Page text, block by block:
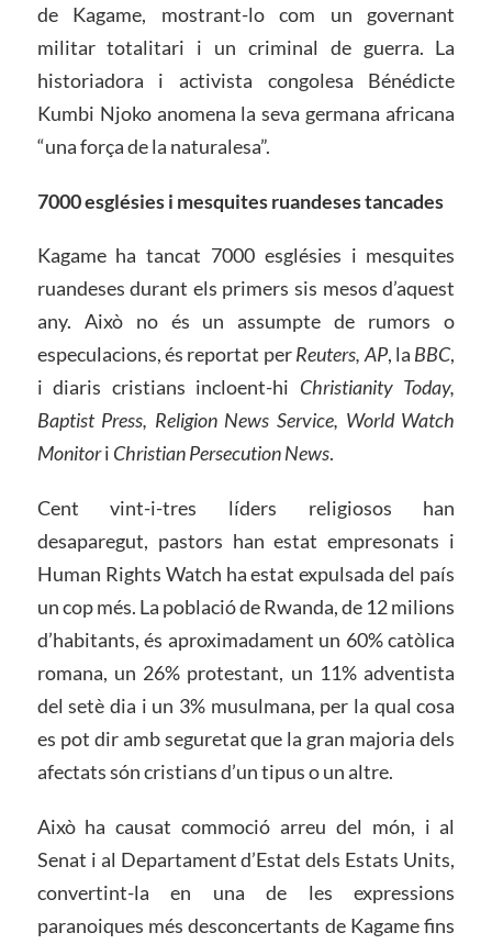
de Kagame, mostrant-lo com un governant
militar totalitari i un criminal de guerra. La
historiadora i activista congolesa Bénédicte
Kumbi Njoko anomena la seva germana africana
“una força de la naturalesa”.
7000 esglésies i mesquites ruandeses tancades
Kagame ha tancat 7000 esglésies i mesquites
ruandeses durant els primers sis mesos d’aquest
any. Això no és un assumpte de rumors o
especulacions, és reportat perReuters, AP, la BBC,
i diaris cristians incloent-hi Christianity Today,
Baptist Press, Religion News Service, World Watch
Monitori Christian Persecution News.
Cent vint-i-tres líders religiosos han
desaparegut, pastors han estat empresonats i
Human Rights Watch ha estat expulsada del país
un cop més. La població de Rwanda, de 12 milions
d’habitants, és aproximadament un 60% catòlica
romana, un 26% protestant, un 11% adventista
del setè dia i un 3% musulmana, per la qual cosa
es pot dir amb seguretat que la gran majoria dels
afectats són cristians d’un tipus o un altre.
Això ha causat commoció arreu del món, i al
Senat i al Departament d’Estat dels Estats Units,
convertint-la en una de les expressions
paranoiques més desconcertants de Kagame fins